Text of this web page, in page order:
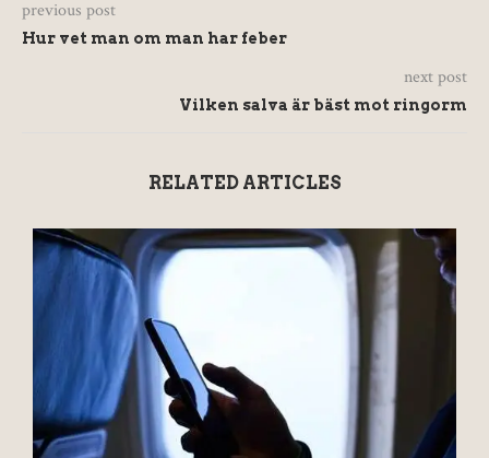
previous post
Hur vet man om man har feber
next post
Vilken salva är bäst mot ringorm
RELATED ARTICLES